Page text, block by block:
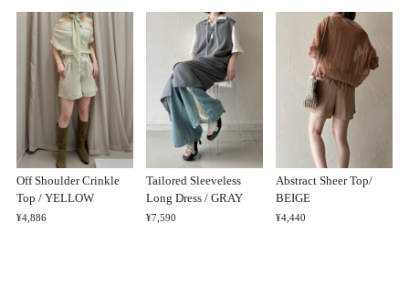
Off Shoulder Crinkle
Top / YELLOW
¥4,886
Tailored Sleeveless
Long Dress / GRAY
¥7,590
Abstract Sheer Top/
BEIGE
¥4,440